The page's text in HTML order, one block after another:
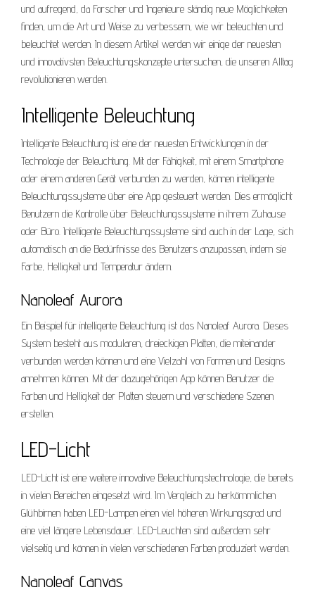
und aufregend, da Forscher und Ingenieure ständig neue Möglichkeiten
finden, um die Art und Weise zu verbessern, wie wir beleuchten und
beleuchtet werden. In diesem Artikel werden wir einige der neuesten
und innovativsten Beleuchtungskonzepte untersuchen, die unseren Alltag
revolutionieren werden.
Intelligente Beleuchtung
Intelligente Beleuchtung ist eine der neuesten Entwicklungen in der
Technologie der Beleuchtung. Mit der Fähigkeit, mit einem Smartphone
oder einem anderen Gerät verbunden zu werden, können intelligente
Beleuchtungssysteme über eine App gesteuert werden. Dies ermöglicht
Benutzern die Kontrolle über Beleuchtungssysteme in ihrem Zuhause
oder Büro. Intelligente Beleuchtungssysteme sind auch in der Lage, sich
automatisch an die Bedürfnisse des Benutzers anzupassen, indem sie
Farbe, Helligkeit und Temperatur ändern.
Nanoleaf Aurora
Ein Beispiel für intelligente Beleuchtung ist das Nanoleaf Aurora. Dieses
System besteht aus modularen, dreieckigen Platten, die miteinander
verbunden werden können und eine Vielzahl von Formen und Designs
annehmen können. Mit der dazugehörigen App können Benutzer die
Farben und Helligkeit der Platten steuern und verschiedene Szenen
erstellen.
LED-Licht
LED-Licht ist eine weitere innovative Beleuchtungstechnologie, die bereits
in vielen Bereichen eingesetzt wird. Im Vergleich zu herkömmlichen
Glühbirnen haben LED-Lampen einen viel höheren Wirkungsgrad und
eine viel längere Lebensdauer. LED-Leuchten sind außerdem sehr
vielseitig und können in vielen verschiedenen Farben produziert werden.
Nanoleaf Canvas